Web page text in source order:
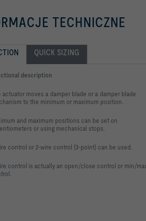
TECHNICZNE
QUICK SIZING
description
actuator moves a damper blade or a damper blade
to the minimum or maximum position.
and maximum positions can be set on
or using mechanical stops.
control or 2-wire control (3-point) can be used.
control is actually an open/close control or min/